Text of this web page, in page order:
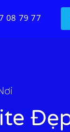
08 79 77